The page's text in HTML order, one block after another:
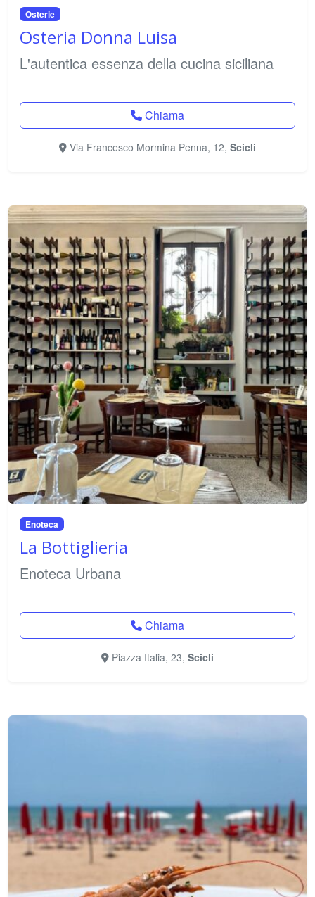
Osterie
Osteria Donna Luisa
L'autentica essenza della cucina siciliana
Chiama
Via Francesco Mormina Penna, 12, Scicli
Enoteca
La Bottiglieria
Enoteca Urbana
Chiama
Piazza Italia, 23, Scicli